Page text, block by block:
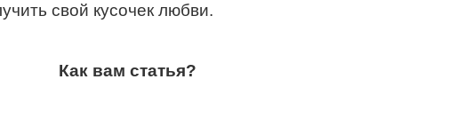
свой кусочек любви.
Как вам статья?